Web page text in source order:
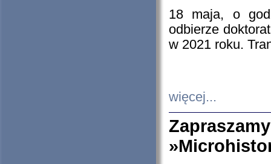
18 maja, o
odbierze
w 2021 roku.
więcej...